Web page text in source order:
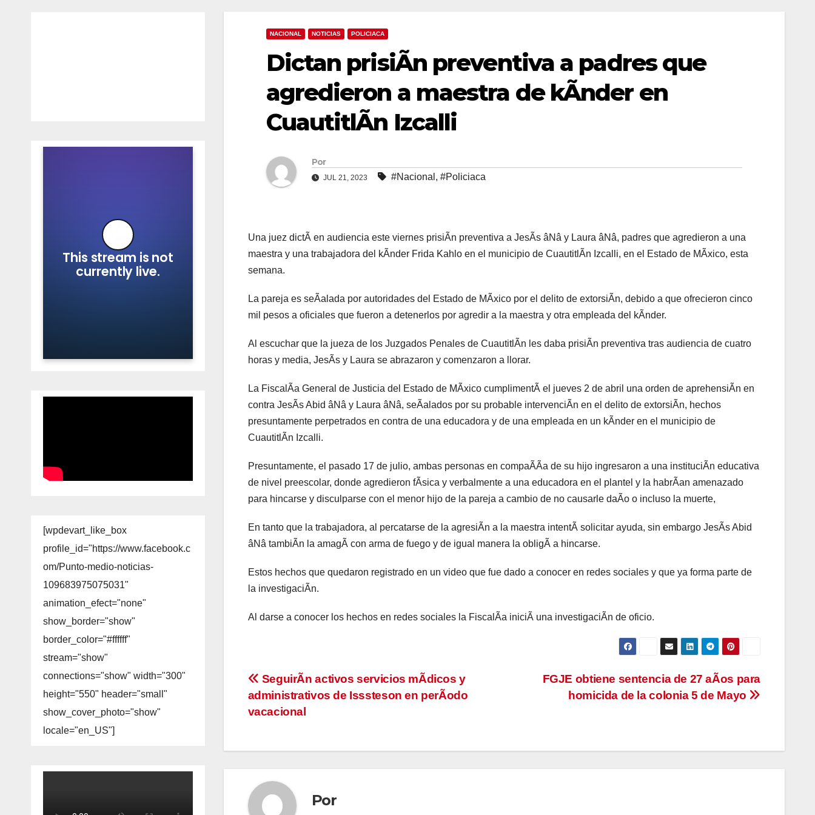
[wpdevart_like_box
profile_id="https://www.facebook.c
om/Punto-medio-noticias-
109683975075031"
animation_efect="none"
show_border="show"
border_color="#ffffff"
stream="show"
connections="show" width="300"
height="550" header="small"
show_cover_photo="show"
locale="en_US"]
NACIONAL NOTICIAS POLICIACA
Dictan prisiÃn preventiva a padres que
agredieron a maestra de kÃnder en
CuautitlÃn Izcalli
Por
JUL 21, 2023 #Nacional , #Policiaca
Una juez dictÃ en audiencia este viernes prisiÃn preventiva a JesÃs âNâ y Laura âNâ, padres que agredieron a una
maestra y una trabajadora del kÃnder Frida Kahlo en el municipio de CuautitlÃn Izcalli, en el Estado de MÃxico, esta
semana.
La pareja es seÃalada por autoridades del Estado de MÃxico por el delito de extorsiÃn, debido a que ofrecieron cinco
mil pesos a oficiales que fueron a detenerlos por agredir a la maestra y otra empleada del kÃnder.
Al escuchar que la jueza de los Juzgados Penales de CuautitlÃn les daba prisiÃn preventiva tras audiencia de cuatro
horas y media, JesÃs y Laura se abrazaron y comenzaron a llorar.
La FiscalÃa General de Justicia del Estado de MÃxico cumplimentÃ el jueves 2 de abril una orden de aprehensiÃn en
contra JesÃs Abid âNâ y Laura âNâ, seÃalados por su probable intervenciÃn en el delito de extorsiÃn, hechos
presuntamente perpetrados en contra de una educadora y de una empleada en un kÃnder en el municipio de
CuautitlÃn Izcalli.
Presuntamente, el pasado 17 de julio, ambas personas en compaÃÃa de su hijo ingresaron a una instituciÃn educativa
de nivel preescolar, donde agredieron fÃsica y verbalmente a una educadora en el plantel y la habrÃan amenazado
para hincarse y disculparse con el menor hijo de la pareja a cambio de no causarle daÃo o incluso la muerte,
En tanto que la trabajadora, al percatarse de la agresiÃn a la maestra intentÃ solicitar ayuda, sin embargo JesÃs Abid
âNâ tambiÃn la amagÃ con arma de fuego y de igual manera la obligÃ a hincarse.
Estos hechos que quedaron registrado en un video que fue dado a conocer en redes sociales y que ya forma parte de
la investigaciÃn.
Al darse a conocer los hechos en redes sociales la FiscalÃa iniciÃ una investigaciÃn de oficio.
Navegación
de
FGJE obtiene sentencia de 27 aÃos para
homicida de la colonia 5 de Mayo
SeguirÃn activos servicios mÃdicos y
administrativos de Isssteson en perÃodo
vacacional
Por